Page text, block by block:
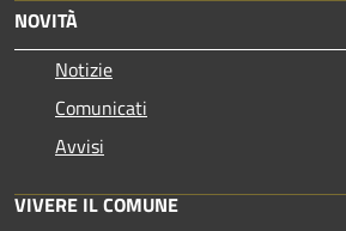
NOVITÀ
Notizie
Comunicati
Avvisi
VIVERE IL COMUNE